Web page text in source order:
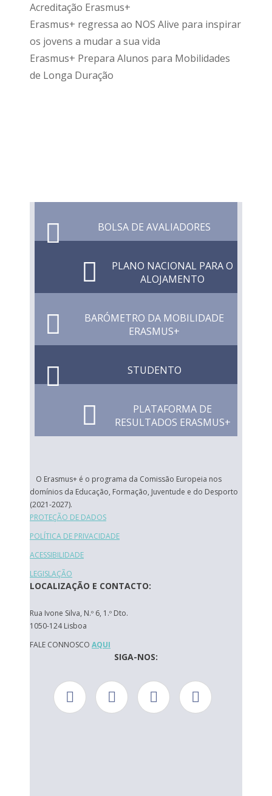
Acreditação Erasmus+
Erasmus+ regressa ao NOS Alive para inspirar
os jovens a mudar a sua vida
Erasmus+ Prepara Alunos para Mobilidades
de Longa Duração
BOLSA DE AVALIADORES
PLANO NACIONAL PARA O
ALOJAMENTO
BARÓMETRO DA MOBILIDADE
ERASMUS+
STUDENTO
PLATAFORMA DE
RESULTADOS ERASMUS+
O Erasmus+ é o programa da Comissão Europeia nos
domínios da Educação, Formação, Juventude e do Desporto
(2021-2027).
PROTEÇÃO DE DADOS
POLÍTICA DE PRIVACIDADE
ACESSIBILIDADE
LEGISLAÇÃO
LOCALIZAÇÃO E CONTACTO:
Rua Ivone Silva, N.º 6, 1.º Dto.
1050-124 Lisboa
FALE CONNOSCO AQUI
SIGA-NOS: